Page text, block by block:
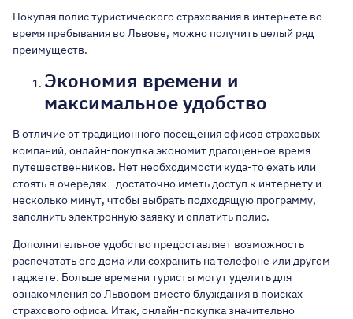
Покупая полис туристического страхования в интернете во
время пребывания во Львове, можно получить целый ряд
преимуществ.
Экономия времени и
максимальное удобство
В отличие от традиционного посещения офисов страховых
компаний, онлайн-покупка экономит драгоценное время
путешественников. Нет необходимости куда-то ехать или
стоять в очередях - достаточно иметь доступ к интернету и
несколько минут, чтобы выбрать подходящую программу,
заполнить электронную заявку и оплатить полис.
Дополнительное удобство предоставляет возможность
распечатать его дома или сохранить на телефоне или другом
гаджете. Больше времени туристы могут уделить для
ознакомления со Львовом вместо блуждания в поисках
страхового офиса. Итак, онлайн-покупка значительно